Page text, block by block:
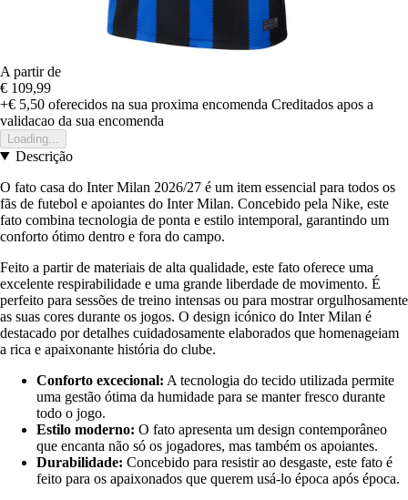
A partir de
€ 109,99
+€ 5,50 oferecidos na sua proxima encomenda Creditados apos a
validacao da sua encomenda
Loading...
Descrição
O fato casa do Inter Milan 2026/27 é um item essencial para todos os
fãs de futebol e apoiantes do Inter Milan. Concebido pela Nike, este
fato combina tecnologia de ponta e estilo intemporal, garantindo um
conforto ótimo dentro e fora do campo.
Feito a partir de materiais de alta qualidade, este fato oferece uma
excelente respirabilidade e uma grande liberdade de movimento. É
perfeito para sessões de treino intensas ou para mostrar orgulhosamente
as suas cores durante os jogos. O design icónico do Inter Milan é
destacado por detalhes cuidadosamente elaborados que homenageiam
a rica e apaixonante história do clube.
Conforto excecional: A tecnologia do tecido utilizada permite
uma gestão ótima da humidade para se manter fresco durante
todo o jogo.
Estilo moderno: O fato apresenta um design contemporâneo
que encanta não só os jogadores, mas também os apoiantes.
Durabilidade: Concebido para resistir ao desgaste, este fato é
feito para os apaixonados que querem usá-lo época após época.